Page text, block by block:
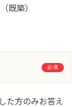
既築）
必須
た方のみお答え